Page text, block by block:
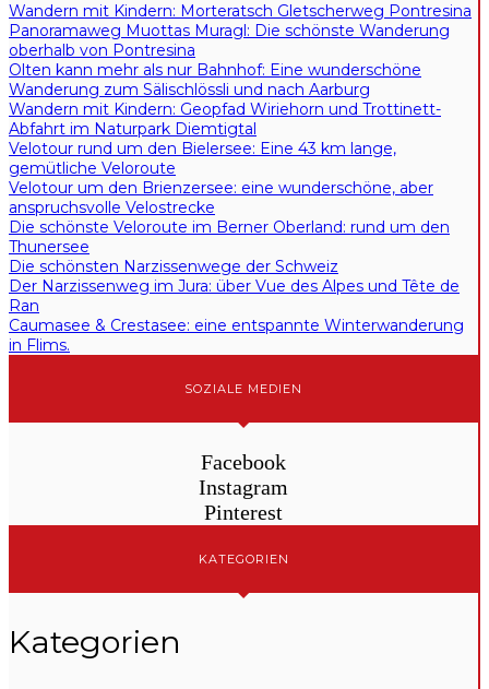
Wandern mit Kindern: Morteratsch Gletscherweg Pontresina
Panoramaweg Muottas Muragl: Die schönste Wanderung
oberhalb von Pontresina
Olten kann mehr als nur Bahnhof: Eine wunderschöne
Wanderung zum Sälischlössli und nach Aarburg
Wandern mit Kindern: Geopfad Wiriehorn und Trottinett-
Abfahrt im Naturpark Diemtigtal
Velotour rund um den Bielersee: Eine 43 km lange,
gemütliche Veloroute
Velotour um den Brienzersee: eine wunderschöne, aber
anspruchsvolle Velostrecke
Die schönste Veloroute im Berner Oberland: rund um den
Thunersee
Die schönsten Narzissenwege der Schweiz
Der Narzissenweg im Jura: über Vue des Alpes und Tête de
Ran
Caumasee & Crestasee: eine entspannte Winterwanderung
in Flims.
SOZIALE MEDIEN
Facebook
Instagram
Pinterest
KATEGORIEN
Kategorien